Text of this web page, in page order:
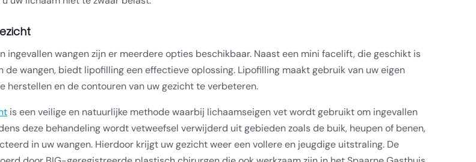
ingevallen wangen zijn er meerdere opties beschikbaar. Naast een mini facelift, die geschikt is
de wangen, biedt lipofilling een effectieve oplossing. Lipofilling maakt gebruik van uw eigen
herstellen en de contouren van uw gezicht te verbeteren.
is een veilige en natuurlijke methode waarbij lichaamseigen vet wordt gebruikt om ingevallen
deze behandeling wordt vetweefsel verwijderd uit gebieden zoals de buik, heupen of benen,
in uw wangen. Hierdoor krijgt uw gezicht weer een vollere en jeugdige uitstraling. De